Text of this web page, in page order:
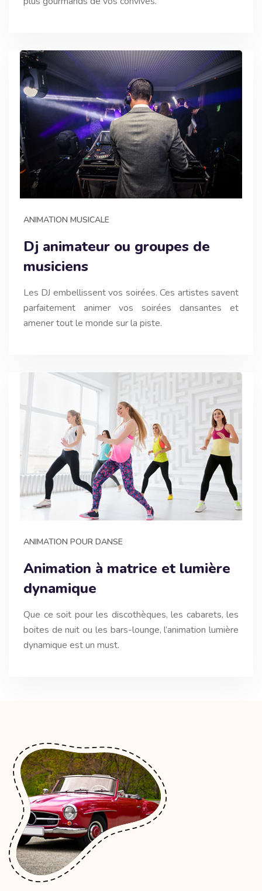
ANIMATION MUSICALE
Dj animateur ou groupes de
musiciens
Les DJ embellissent vos soirées. Ces artistes savent
parfaitement animer vos soirées dansantes et
amener tout le monde sur la piste.
ANIMATION POUR DANSE
Animation à matrice et lumière
dynamique
Que ce soit pour les discothèques, les cabarets, les
boites de nuit ou les bars-lounge, l’animation lumière
dynamique est un must.